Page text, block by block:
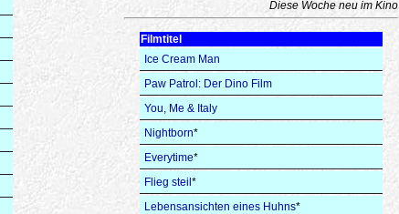
Diese Woche neu im Kino
Filmtitel
Ice Cream Man
Paw Patrol: Der Dino Film
You, Me & Italy
Nightborn*
Everytime*
Flieg steil *
Lebensansichten eines Huhns*